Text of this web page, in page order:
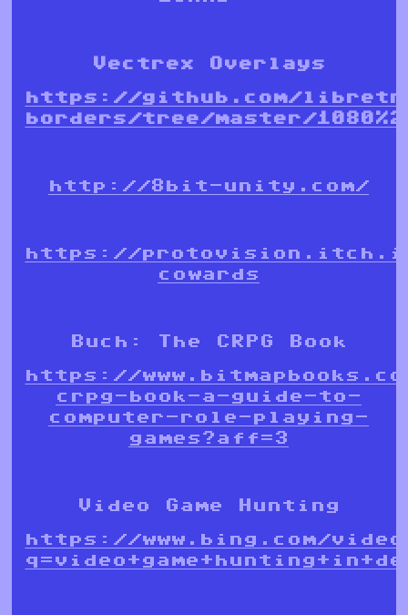
Vectrex Overlays
https://github.com/
borders/tree/master/
http://8bit-unity.com/
https://
cowards
Buch: The CRPG Book
https://
crpg-book-a-guide-to-
computer-role-playing-
games?aff=3
Video Game Hunting
https://www.bing.com/